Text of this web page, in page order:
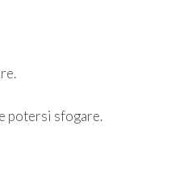
potersi sfogare.